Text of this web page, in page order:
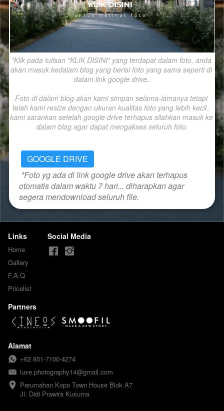
*Klik pada tulisan "KLIK DISINI" yang terdapat dalam foto, anda
akan masuk kedalam blog yang berisi foto yang sama seperti di
dalam link google drive..
Foto di dalam blog akan kami simpan selama-lamanya tetapi
telah kami resize dengan ukuran kualitas foto yang lebih kecil..
kami sarankan setelah google drive terhapus silahkan masuk ke
dalam blog agar dapat mengakses seluruh foto.
GOOGLE DRIVE
*Foto yg ada di link google drive akan terhapus
otomatis dalam waktu 7 hari... diharapkan agar
segera mendownload seluruh file.
Links
Home
Gallery
F.A.Q
Pricelist
Social Media
Partners
Alamat
+62 851-7100-4274
luxe.photography14@gmail.com
Perumahan Kopo Town House Blok A7
Jl. Didi Prawira Kusuma